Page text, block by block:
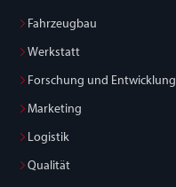
Fahrzeugbau
Werkstatt
Forschung und Entwicklung
Marketing
Logistik
Qualität